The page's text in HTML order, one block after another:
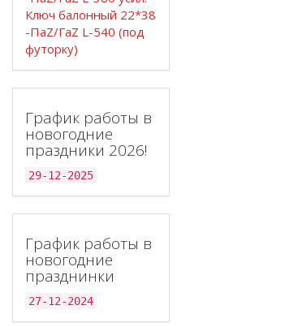
Ключ балонный 22*38
-ПаZ/ГаZ L-540 (под
футорку)
График работы в
новогодние
праздники 2026!
29-12-2025
График работы в
новогодние
празднинки
27-12-2024